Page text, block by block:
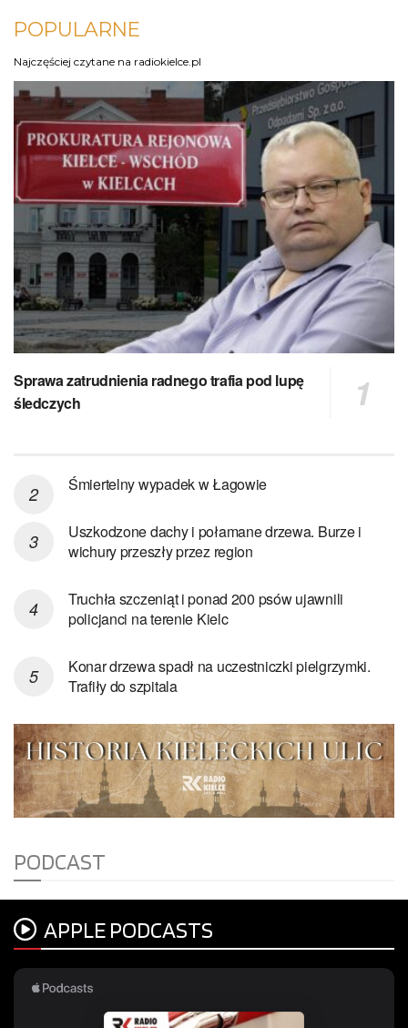
POPULARNE
Najczęściej czytane na radiokielce.pl
Sprawa zatrudnienia radnego trafia pod lupę
śledczych
Śmiertelny wypadek w Łagowie
Uszkodzone dachy i połamane drzewa. Burze i
wichury przeszły przez region
Truchła szczeniąt i ponad 200 psów ujawnili
policjanci na terenie Kielc
Konar drzewa spadł na uczestniczki pielgrzymki.
Trafiły do szpitala
PODCAST
APPLE PODCASTS